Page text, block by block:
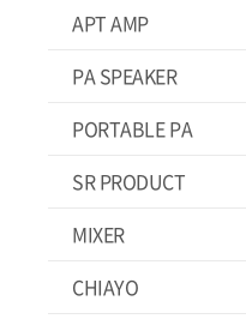
APT AMP
PA SPEAKER
PORTABLE PA
SR PRODUCT
MIXER
CHIAYO